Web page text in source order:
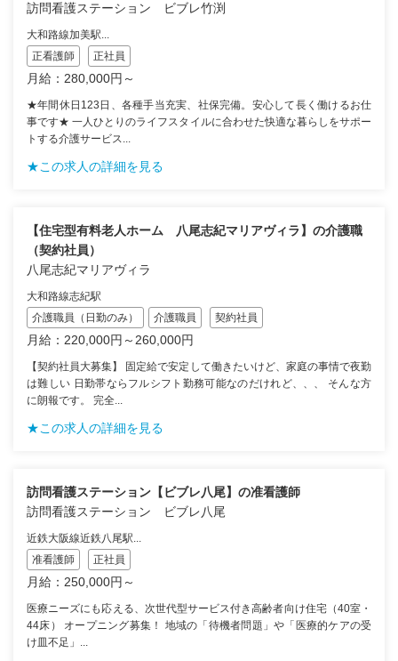
訪問看護ステーション ビブレ竹渕
大和路線加美駅...
正看護師
正社員
月給：280,000円～
★年間休日123日、各種手当充実、社保完備。安心して長く働けるお仕
事です★ 一人ひとりのライフスタイルに合わせた快適な暮らしをサポー
トする介護サービス...
★この求人の詳細を見る
【住宅型有料老人ホーム 八尾志紀マリアヴィラ】の介護職
（契約社員）
八尾志紀マリアヴィラ
大和路線志紀駅
介護職員（日勤のみ）
介護職員 契約社員
月給：220,000円～260,000円
【契約社員大募集】 固定給で安定して働きたいけど、家庭の事情で夜勤
は難しい 日勤帯ならフルシフト勤務可能なのだけれど、、、 そんな方
に朗報です。 完全...
★この求人の詳細を見る
訪問看護ステーション【ビブレ八尾】の准看護師
訪問看護ステーション ビブレ八尾
近鉄大阪線近鉄八尾駅...
准看護師
正社員
月給：250,000円～
医療ニーズにも応える、次世代型サービス付き高齢者向け住宅（40室・
44床） オープニング募集！ 地域の「待機者問題」や「医療的ケアの受
け皿不足」...